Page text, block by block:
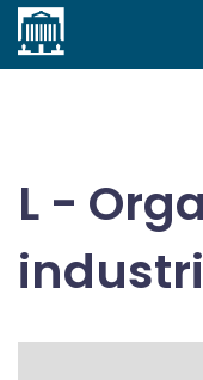
Accueil
L -